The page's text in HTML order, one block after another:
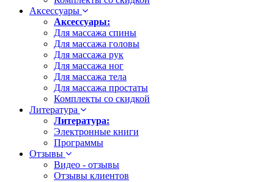
Аксессуары
Аксессуары:
Для массажа спины
Для массажа головы
Для массажа рук
Для массажа ног
Для массажа тела
Для массажа простаты
Комплекты со скидкой
Литература
Литература:
Электронные книги
Программы
Отзывы
Видео - отзывы
Отзывы клиентов